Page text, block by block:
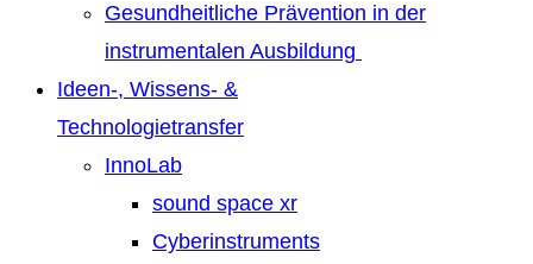
Gesundheitliche Prävention in der
instrumentalen Ausbildung
Ideen-, Wissens- &
Technologietransfer
InnoLab
sound space xr
Cyberinstruments